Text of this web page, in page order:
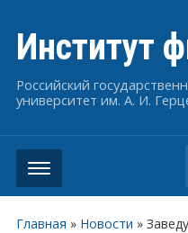
Институт
Российский
университет им. А. И.
Главная » Новости »